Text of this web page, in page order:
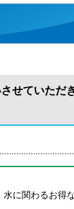
せていただ
に関わるお得